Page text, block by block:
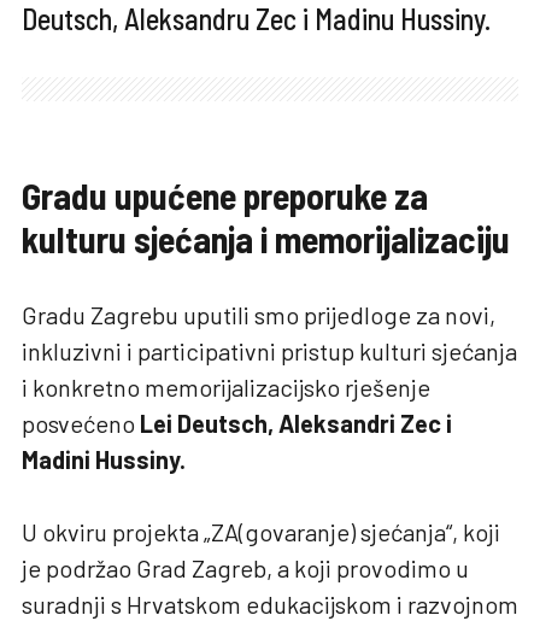
Deutsch, Aleksandru Zec i Madinu Hussiny.
Gradu upućene preporuke za
kulturu sjećanja i memorijalizaciju
Gradu Zagrebu uputili smo prijedloge za novi,
inkluzivni i participativni pristup kulturi sjećanja
i konkretno memorijalizacijsko rješenje
posvećeno Lei Deutsch, Aleksandri Zec i
Madini Hussiny.
U okviru projekta „ZA(govaranje) sjećanja“, koji
je podržao Grad Zagreb, a koji provodimo u
suradnji s Hrvatskom edukacijskom i razvojnom